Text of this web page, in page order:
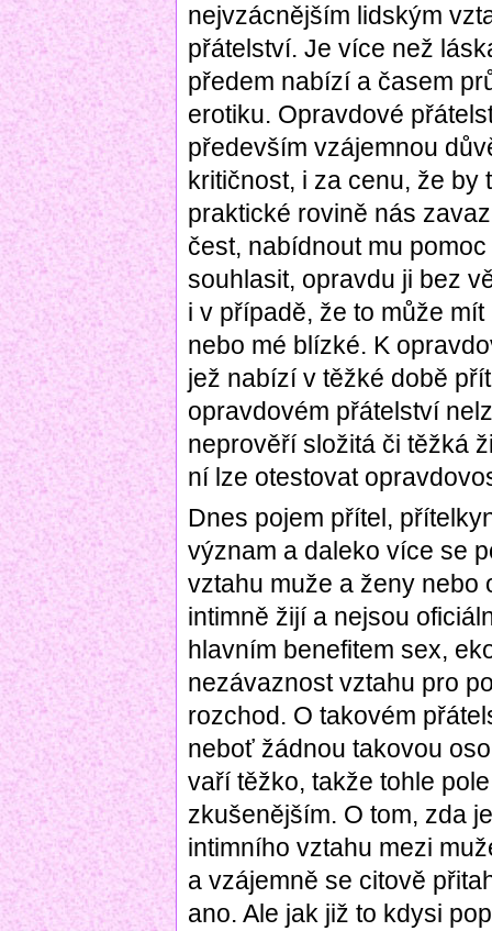
nejvzácnějším lidským
přátelství. Je více než
předem nabízí a časem
erotiku. Opravdové
především vzájemnou
kritičnost, i za cenu, že by
praktické rovině nás
čest, nabídnout mu
souhlasit, opravdu ji bez
i v případě, že to může
nebo mé blízké. K
jež nabízí v těžké době
opravdovém přátelství
neprověří složitá či těžká
ní lze otestovat
Dnes pojem přítel,
význam a daleko více se
vztahu muže a ženy nebo
intimně žijí a nejsou
hlavním benefitem sex,
nezávaznost vztahu pro
rozchod. O takovém
neboť žádnou takovou
vaří těžko, takže tohle
zkušenějším. O tom, zda
intimního vztahu mezi
a vzájemně se citově
ano. Ale jak již to kdysi